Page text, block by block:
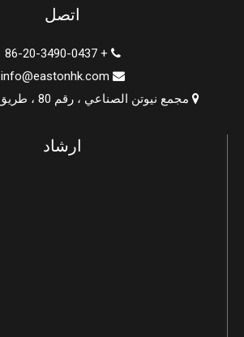
اتصل

+ 86-20-3490-0437

info@eastonhk.com
 مجمع نيوتن الصناعي ، رقم 80 ، طريق شينان السريع
ارشاد